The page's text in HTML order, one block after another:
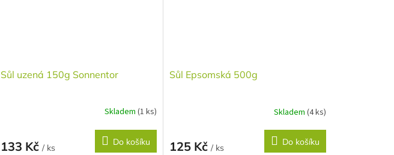
Sůl uzená 150g Sonnentor
Skladem (1 ks)
133 Kč / ks
Do košíku
Sůl Epsomská 500g
Skladem (4 ks)
125 Kč / ks
Do košíku